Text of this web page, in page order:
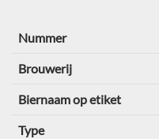
Nummer
Brouwerij
Biernaam op etiket
Type